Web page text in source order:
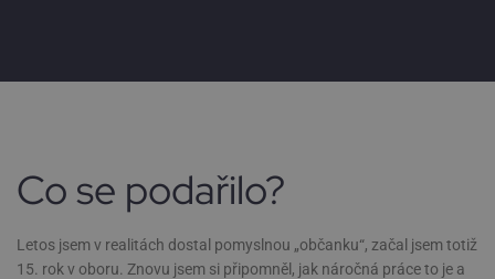
Co se podařilo?
Letos jsem v realitách dostal pomyslnou „občanku“, začal jsem totiž
15. rok v oboru. Znovu jsem si připomněl, jak náročná práce to je a